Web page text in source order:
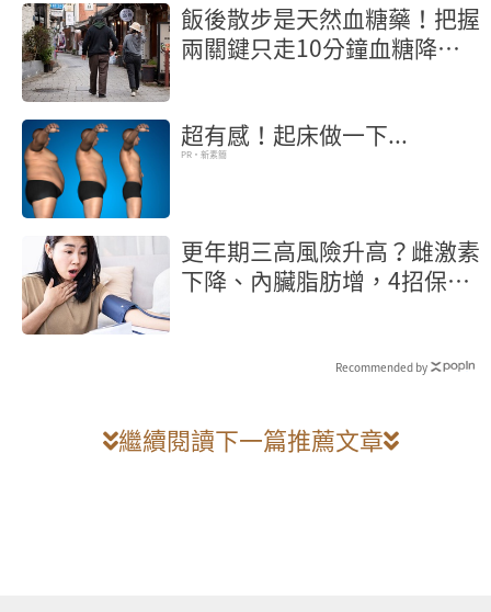
飯後散步是天然血糖藥！把握
兩關鍵只走10分鐘血糖降幅
超有感！起床做一下...
PR・新素簡
更年期三高風險升高？雌激素
下降、內臟脂肪增，4招保護
Recommended by
繼續閱讀下一篇推薦文章